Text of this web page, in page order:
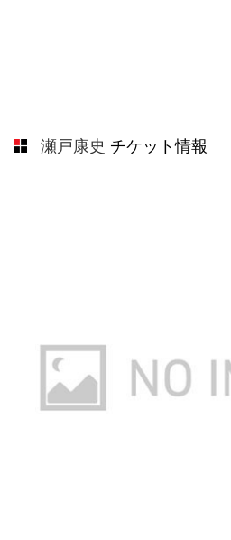
瀬戸康史 チケット情報